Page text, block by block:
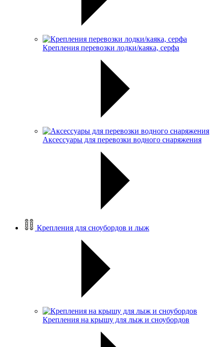
Крепления перевозки лодки/каяка, серфа
Аксессуары для перевозки водного снаряжения
Крепления для сноубордов и лыж
Крепления на крышу для лыж и сноубордов